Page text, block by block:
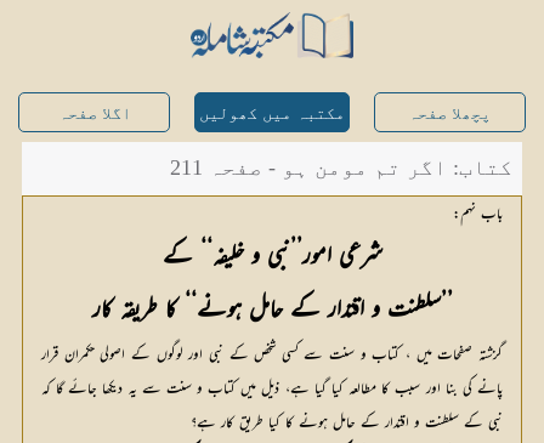
پچھلا صفحہ مکتبہ میں کھولیں اگلا صفحہ
کتاب: اگر تم مومن ہو - صفحہ 211
باب نہم:
’’سلطنت و اقتدار کے حامل ہونے‘‘ کا طریقہ کار
گزشتہ صفحات میں ، کتاب و سنت سے کسی شخص کے نبی اور لوگوں کے اصولی حکمران قرار
پانے کی بنا اور سبب کا مطالعہ کیا گیا ہے، ذیل میں کتاب و سنت سے یہ دیکھا جائے گا کہ
نبی کے سلطنت و اقتدار کے حامل ہونے کا کیا طریق کار ہے؟